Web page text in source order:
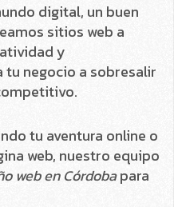
digital, un buen
sitios web a
y
negocio a sobresalir
tu aventura online o
web, nuestro equipo
web en Córdobapara